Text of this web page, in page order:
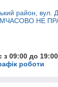
район, вул.
НЕ
з 09:00 до 19:00
роботи